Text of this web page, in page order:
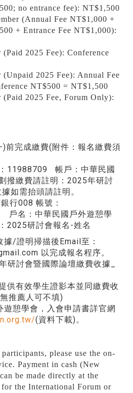
no entrance fee): NT$1,500
(Annual Fee NT$1,000 +
+ Entrance Fee NT$1,000):
2025 Fee): Conference
2025 Fee): Annual Fee
NT$500 = NT$1,500
2025 Fee, Forum Only):
前完成繳費(附件：報名繳費須
11988709 帳戶：中華民國
撥繳費請註明：2025年研討
如需抬頭請註明。
行008 帳號：
名：中華民國戶外遊憩學
2025研討會報名-姓名
/證明掃描後Email至：
以完成報名程序。
研討會暨國際論壇繳費收據_
供有效學生證影本並同繳費收
推薦人可不填)
遊憩學會，入會申請書詳官網
(資料下載)。
please use the on-
Payment in cash (New
be made directly at the
the International Forum or